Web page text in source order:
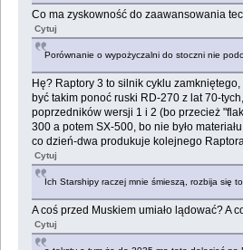
Co ma zyskowność do zaawansowania
Cytuj
Porównanie o wypożyczalni do stoczni nie
Hę? Raptory 3 to silnik cyklu
być takim ponoć ruski RD-270 z lat 70-
poprzedników wersji 1 i 2 (bo przecież
300 a potem SX-500, bo nie było
co dzień-dwa produkuje kolejnego
Cytuj
Ich Starshipy raczej mnie śmieszą, rozbija się
A coś przed Muskiem umiało lądować? A
Cytuj